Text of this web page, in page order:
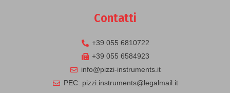
Contatti
+39 055 6810722
+39 055 6584923
info@pizzi-instruments.it
PEC: pizzi.instruments@legalmail.it